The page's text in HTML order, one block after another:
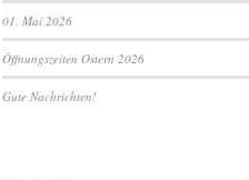
01. Mai 2026
Öffnungszeiten Ostern 2026
Gute Nachrichten!